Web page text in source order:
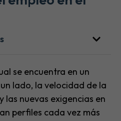
se encuentra en un
lado, la velocidad de la
nuevas exigencias en
perfiles cada vez más